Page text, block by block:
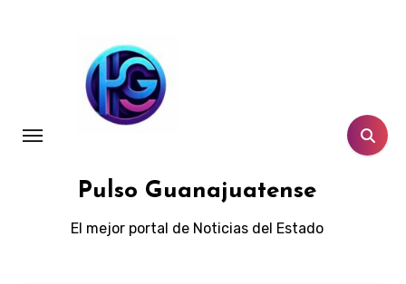
Pulso Guanajuatense
El mejor portal de Noticias del Estado